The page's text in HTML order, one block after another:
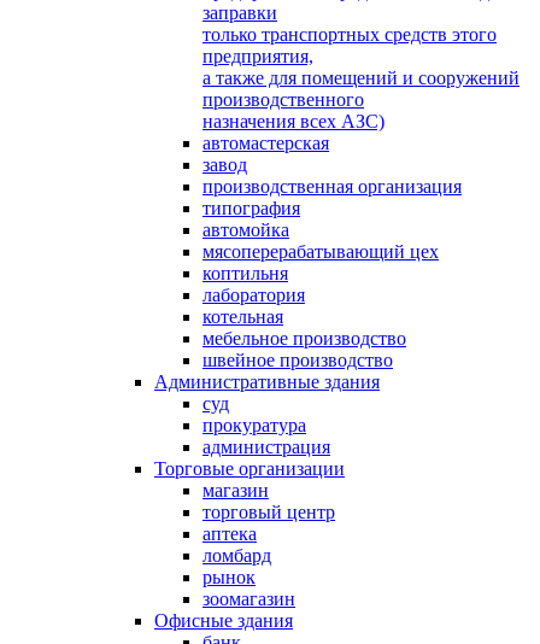
заправки
только транспортных средств этого
предприятия,
а также для помещений и сооружений
производственного
назначения всех АЗС)
автомастерская
завод
производственная организация
типография
автомойка
мясоперерабатывающий цех
коптильня
лаборатория
котельная
мебельное производство
швейное производство
Административные здания
суд
прокуратура
администрация
Торговые организации
магазин
торговый центр
аптека
ломбард
рынок
зоомагазин
Офисные здания